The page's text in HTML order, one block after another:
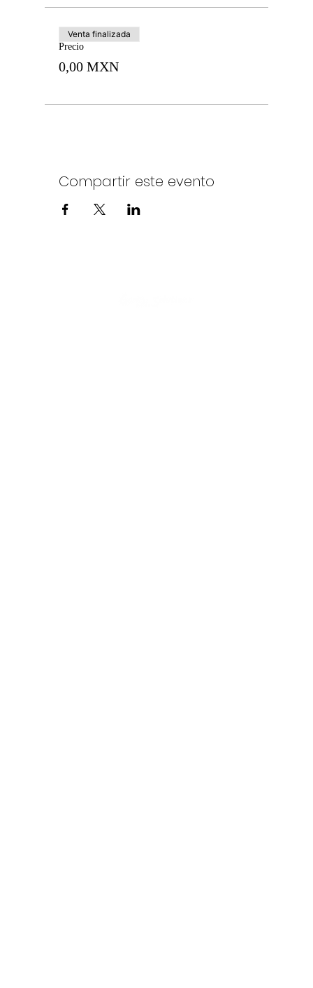
Precio
0,00 MXN
Venta finalizada
Compartir este evento